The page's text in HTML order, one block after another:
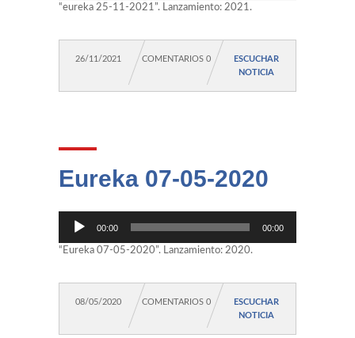
audio
“eureka 25-11-2021”. Lanzamiento: 2021.
26/11/2021 COMENTARIOS 0
ESCUCHAR
NOTICIA
Eureka 07-05-2020
Reproductor
audio
00:00 00:00
“Eureka 07-05-2020”. Lanzamiento: 2020.
08/05/2020 COMENTARIOS 0
ESCUCHAR
NOTICIA